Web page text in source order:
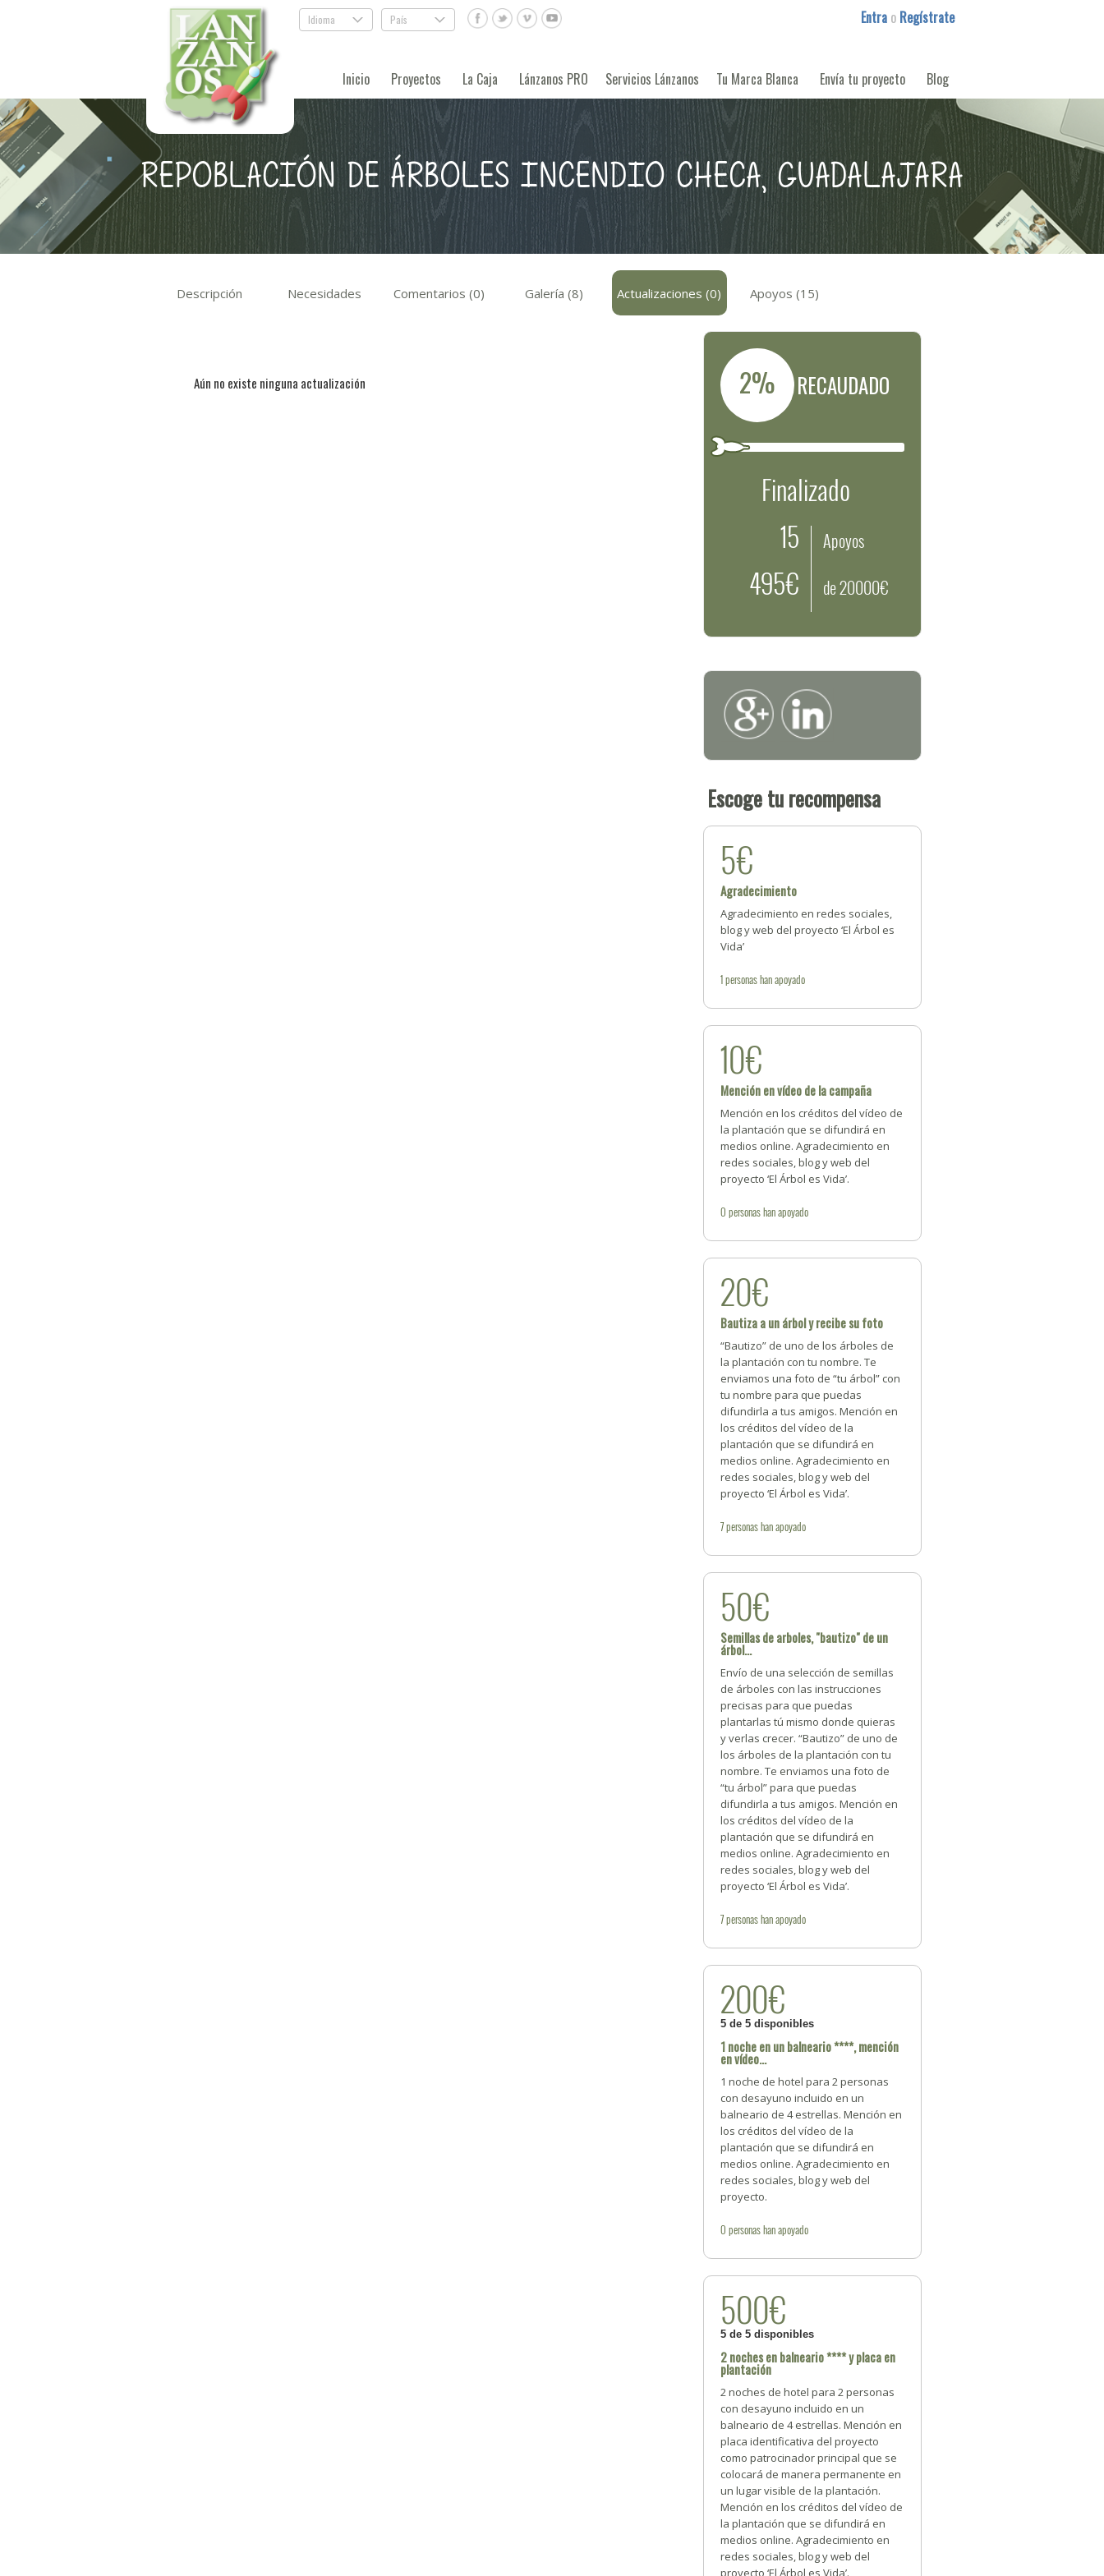
Idioma . País . Entra o Regístrate
Inicio Proyectos La Caja Lánzanos PRO Servicios Lánzanos Tu Marca Blanca Envía tu proyecto Blog
REPOBLACIÓN DE ÁRBOLES INCENDIO CHECA, GUADALAJARA
Descripción Necesidades Comentarios (0) Galería (8) Actualizaciones (0) Apoyos (15)
Aún no existe ninguna actualización 2% RECAUDADO
Finalizado
15
495€
Apoyos
de 20000€
Escoge tu recompensa
5€
Agradecimiento
Agradecimiento en redes sociales,
blog y web del proyecto ‘El Árbol es
Vida’
1personashan apoyado
10€
Mención en vídeo de la campaña
Mención en los créditos del vídeo de
la plantación que se difundirá en
medios online. Agradecimiento en
redes sociales, blog y web del
proyecto ‘El Árbol es Vida’.
0personashan apoyado
20€
Bautiza a un árbol y recibe su foto
“Bautizo” de uno de los árboles de
la plantación con tu nombre. Te
enviamos una foto de “tu árbol” con
tu nombre para que puedas
difundirla a tus amigos. Mención en
los créditos del vídeo de la
plantación que se difundirá en
medios online. Agradecimiento en
redes sociales, blog y web del
proyecto ‘El Árbol es Vida’.
7personashan apoyado
50€
Semillas de arboles, "bautizo" de un
árbol...
Envío de una selección de semillas
de árboles con las instrucciones
precisas para que puedas
plantarlas tú mismo donde quieras
y verlas crecer. “Bautizo” de uno de
los árboles de la plantación con tu
nombre. Te enviamos una foto de
“tu árbol” para que puedas
difundirla a tus amigos. Mención en
los créditos del vídeo de la
plantación que se difundirá en
medios online. Agradecimiento en
redes sociales, blog y web del
proyecto ‘El Árbol es Vida’.
7personashan apoyado
200€
5 de 5 disponibles
1 noche en un balneario ****, mención
en vídeo...
1 noche de hotel para 2 personas
con desayuno incluido en un
balneario de 4 estrellas. Mención en
los créditos del vídeo de la
plantación que se difundirá en
medios online. Agradecimiento en
redes sociales, blog y web del
proyecto.
0personashan apoyado
500€
5 de 5 disponibles
2 noches en balneario **** y placa en
plantación
2 noches de hotel para 2 personas
con desayuno incluido en un
balneario de 4 estrellas. Mención en
placa identificativa del proyecto
como patrocinador principal que se
colocará de manera permanente en
un lugar visible de la plantación.
Mención en los créditos del vídeo de
la plantación que se difundirá en
medios online. Agradecimiento en
redes sociales, blog y web del
proyecto ‘El Árbol es Vida’.